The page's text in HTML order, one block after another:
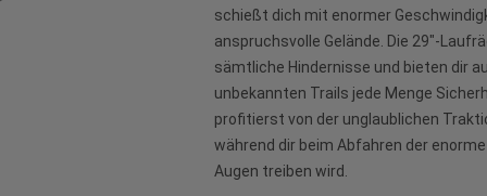
schießt dich mit enormer
anspruchsvolle Gelände. Die 29"-
sämtliche Hindernisse und bieten dir
unbekannten Trails jede Menge
profitierst von der unglaublichen
während dir beim Abfahren der
Augen treiben wird.